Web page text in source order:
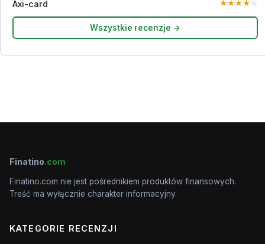
Axi-card ★★★★ ☆
Wszystkie recenzje →
Finatino.com
Finatino.com nie jest pośrednikiem produktów finansowych.
Treść ma wyłącznie charakter informacyjny.
KATEGORIE RECENZJI